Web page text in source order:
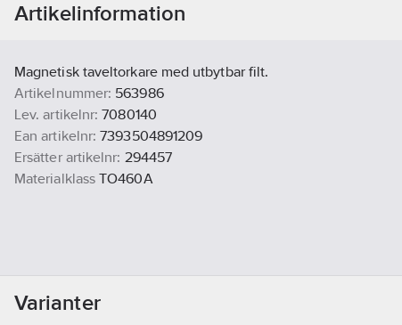
Artikelinformation
Magnetisk taveltorkare med utbytbar filt.
Artikelnummer: 563986
Lev. artikelnr: 7080140
Ean artikelnr: 7393504891209
Ersätter artikelnr: 294457
Materialklass TO460A
Varianter